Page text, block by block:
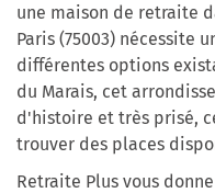
une maison de retraite
Paris (75003) nécessite
différentes options
du Marais, cet
d'histoire et très prisé,
trouver des places
Retraite Plus vous